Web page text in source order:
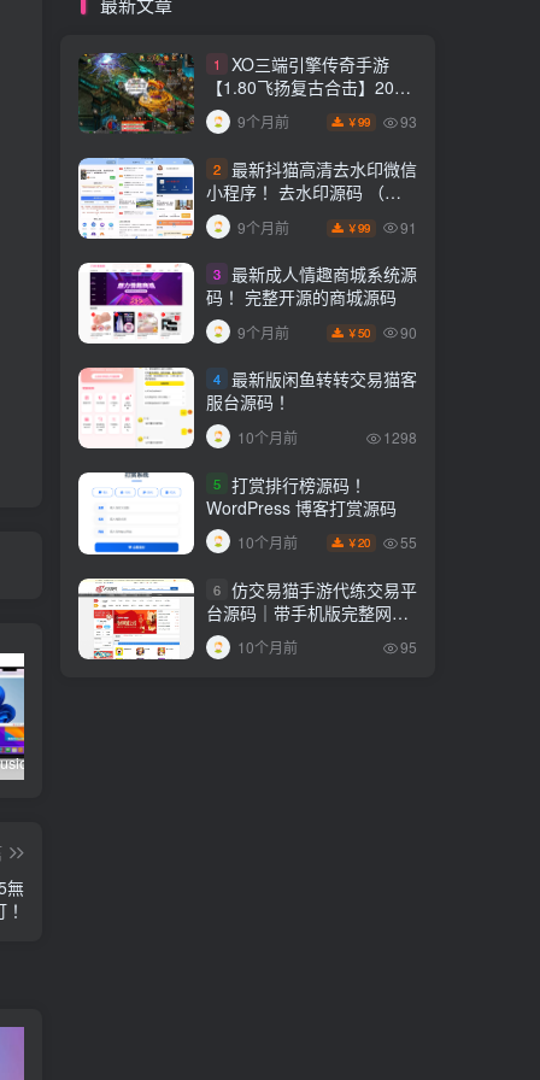
無
1
XO三端引擎传奇手游
【1.80飞扬复古合击】2025
整理复古服务端+飞扬海岛
+飞扬悬岛+飞扬圣地【站长
9个月前 ￥99 93
2 最新抖猫高清去水印微信
小程序！ 去水印源码 （含
流量主）
9个月前 ￥99 91
3 最新成人情趣商城系统源
码！ 完整开源的商城源码
9个月前 ￥50 90
4 最新版闲鱼转转交易猫客
服台源码！
10个月前 1298
5 打赏排行榜源码！
WordPress 博客打赏源码
10个月前 ￥20 55
6 仿交易猫手游代练交易平
台源码｜带手机版完整网站
源码！
10个月前 95